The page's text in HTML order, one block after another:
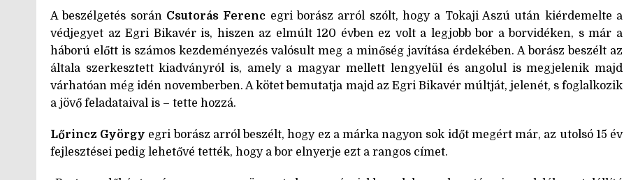
A beszélgetés során Csutorás Ferenc egri borász arról szólt, hogy a Tokaji Aszú után kiérdemelte a
védjegyet az Egri Bikavér is, hiszen az elmúlt 120 évben ez volt a legjobb bor a borvidéken, s már a
háború előtt is számos kezdeményezés valósult meg a minőség javítása érdekében. A borász beszélt az
általa szerkesztett kiadványról is, amely a magyar mellett lengyelül és angolul is megjelenik majd
várhatóan még idén novemberben. A kötet bemutatja majd az Egri Bikavér múltját, jelenét, s foglalkozik
a jövő feladataival is – tette hozzá.
Lőrincz György egri borász arról beszélt, hogy ez a márka nagyon sok időt megért már, az utolsó 15 év
fejlesztései pedig lehetővé tették, hogy a bor elnyerje ezt a rangos címet.